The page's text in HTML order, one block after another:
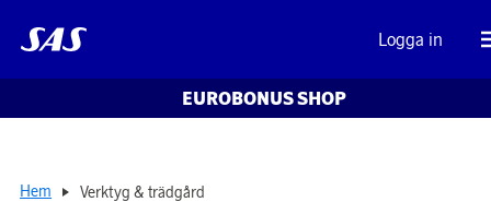
Logga in
EUROBONUS SHOP
Hem Verktyg & trädgård